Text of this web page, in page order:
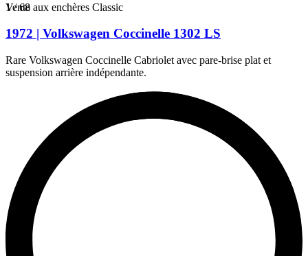
1/68
Vente aux enchères Classic
1972 | Volkswagen Coccinelle 1302 LS
Rare Volkswagen Coccinelle Cabriolet avec pare-brise plat et
suspension arrière indépendante.